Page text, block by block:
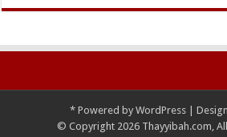
*Powered by WordPress|
© Copyright 2026 Thayyibah.com,